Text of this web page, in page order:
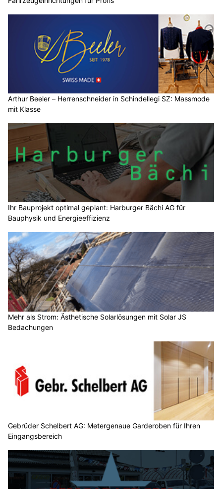
Arthur Beeler – Herrenschneider in Schindellegi SZ: Massmode
mit Klasse
Ihr Bauprojekt optimal geplant: Harburger Bächi AG für
Bauphysik und Energieeffizienz
Mehr als Strom: Ästhetische Solarlösungen mit Solar JS
Bedachungen
Gebrüder Schelbert AG: Metergenaue Garderoben für Ihren
Eingangsbereich